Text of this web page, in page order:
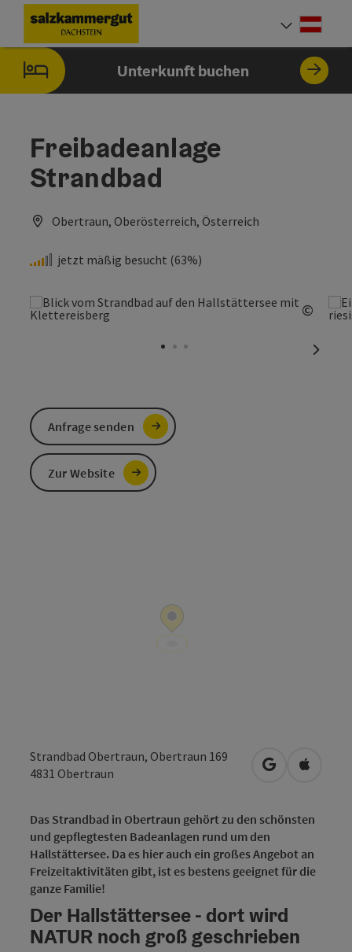
Zum InhaltAccesskey
[0]
Zur NavigationAccesskey
[1]
Zum Seitenanfang
Unterkunft buchen
Freibadeanlage
Strandbad
Obertraun, Oberösterreich, Österreich
jetzt mäßig besucht (63%)
©
Strandbad Obertraun, Obertraun 169
4831 Obertraun in Google
in
Das Strandbad in Obertraun gehört zu den schönsten
und gepflegtesten Badeanlagen rund um den
Hallstättersee. Da es hier auch ein großes Angebot an
Freizeitaktivitäten gibt, ist es bestens geeignet für die
ganze Familie!
Der Hallstättersee - dort wird
NATUR noch groß geschrieben
Anfrage senden
Zur Website